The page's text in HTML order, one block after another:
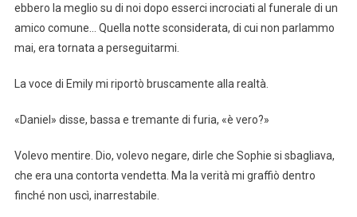
ebbero la meglio su di noi dopo esserci incrociati al funerale di un
amico comune… Quella notte sconsiderata, di cui non parlammo
mai, era tornata a perseguitarmi.
La voce di Emily mi riportò bruscamente alla realtà.
«Daniel» disse, bassa e tremante di furia, «è vero?»
Volevo mentire. Dio, volevo negare, dirle che Sophie si sbagliava,
che era una contorta vendetta. Ma la verità mi graffiò dentro
finché non uscì, inarrestabile.